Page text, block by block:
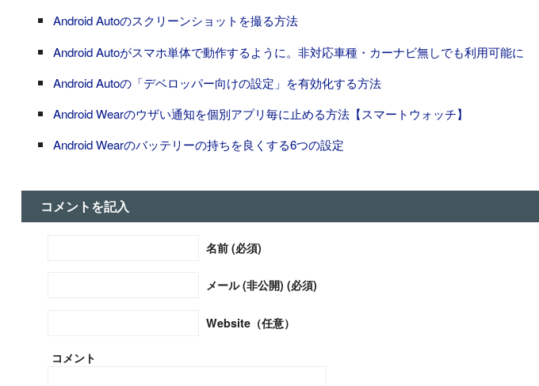
Android Autoのスクリーンショットを撮る方法
Android Autoがスマホ単体で動作するように。非対応車種・カーナビ無しでも利用可能に
Android Autoの「デベロッパー向けの設定」を有効化する方法
Android Wearのウザい通知を個別アプリ毎に止める方法【スマートウォッチ】
Android Wearのバッテリーの持ちを良くする6つの設定
コメントを記入
名前 (必須)
メール (非公開) (必須)
Website（任意）
コメント